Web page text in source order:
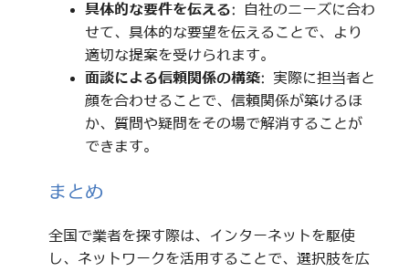
具体的な要件を伝える: 自社のニーズに合わ
せて、具体的な要望を伝えることで、より
適切な提案を受けられます。
面談による信頼関係の構築: 実際に担当者と
顔を合わせることで、信頼関係が築けるほ
か、質問や疑問をその場で解消することが
できます。
まとめ
全国で業者を探す際は、インターネットを駆使
し、ネットワークを活用することで、選択肢を広